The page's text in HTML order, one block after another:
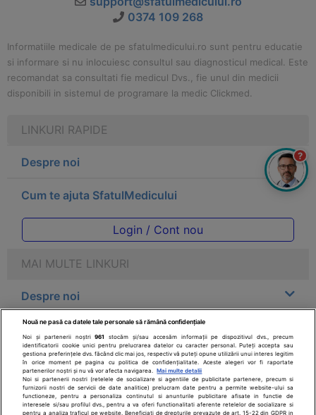
0374 109 268
Informatiile medicale de pe sfatulmedicului.ro sunt pentru educatie
si informare si nu inlocuiesc consultul sau diagnosticul medical. Este
recomandat sa consultati fie medicul Dvs., fie unul din medicii
disponibili in sistemul de programare la medic Clickmed.
LINKURI RAPIDE
Despre noi
Cum te ajuta SfatulMedicului
Login / Cont nou
MAI MULTE LINKURI
Despre noi
Legal
Drepturile consumatorului
Parteneri
?
Nouă ne pasă ca datele tale personale să rămână confidențiale
Noi și partenerii noștri961
stocăm și/sau accesăm informații pe dispozitivul dvs., precum
identificatorii cookie unici pentru prelucrarea datelor cu caracter personal. Puteți accepta sau
gestiona preferințele dvs. făcând clic mai jos, respectiv vă puteți opune utilizării unui interes legitim
în orice moment pe pagina cu politica de confidențialitate. Aceste alegeri vor fi raportate
partenerilor noștri și nu vă vor afecta navigarea.
Mai multe detalii
Noi si partenerii nostri (retelele de socializare si agentiile de publicitate partenere, precum si
furnizorii nostri de servicii de date analitice) prelucram date pentru a permite website-ului sa
functioneze, pentru a personaliza continutul si anunturile publicitare afisate in functie de
interesele si/sau profilul dvs., pentru a va oferi functionalitati aferente retelelor de socializare si
pentru a analiza traficul pe website. Beneficiati de drepturile prevazute de art. 15-22 din GDPR in